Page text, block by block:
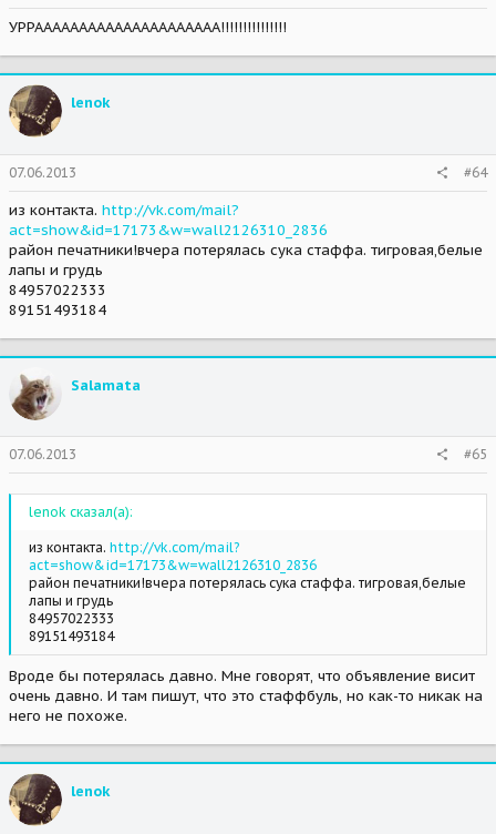
УРРААААААААААААААААААААА!!!!!!!!!!!!!!!
lenok
07.06.2013 #64
из контакта. http://vk.com/mail?
act=show&id=17173&w=wall2126310_2836
район печатники!вчера потерялась сука стаффа. тигровая,белые
лапы и грудь
84957022333
89151493184
Salamata
07.06.2013 #65
lenok сказал(а):
из контакта. http://vk.com/mail?
act=show&id=17173&w=wall2126310_2836
район печатники!вчера потерялась сука стаффа. тигровая,белые
лапы и грудь
84957022333
89151493184
Вроде бы потерялась давно. Мне говорят, что объявление висит
очень давно. И там пишут, что это стаффбуль, но как-то никак на
него не похоже.
lenok